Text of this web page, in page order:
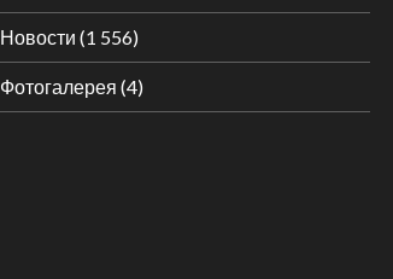
Новости (1 556)
Фотогалерея (4)